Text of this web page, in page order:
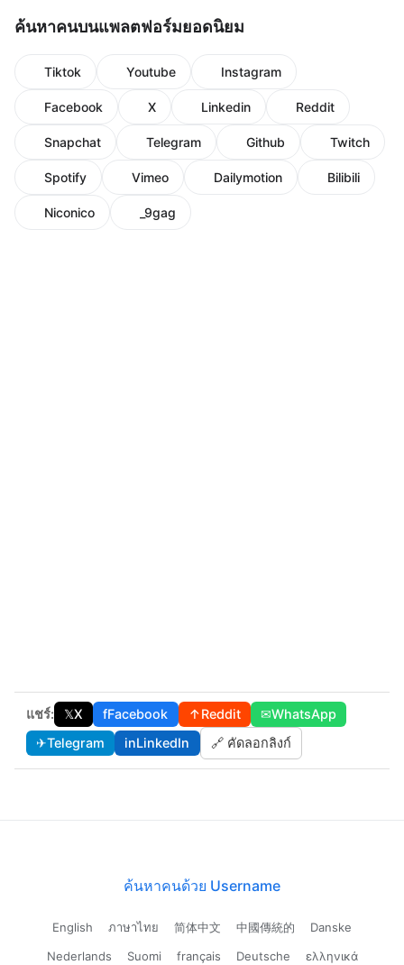
ค้นหาคนบนแพลตฟอร์มยอดนิยม
Tiktok Youtube Instagram
Facebook X Linkedin Reddit
Snapchat Telegram Github Twitch
Spotify Vimeo Dailymotion Bilibili
Niconico _9gag
แชร์: 𝕏X fFacebook ↑Reddit ✉WhatsApp
✈Telegram inLinkedIn 🔗 คัดลอกลิงก์
ค้นหาคนด้วย Username
English ภาษาไทย 简体中文 中國傳統的
Danske
Nederlands
Suomi français Deutsche ελληνικά